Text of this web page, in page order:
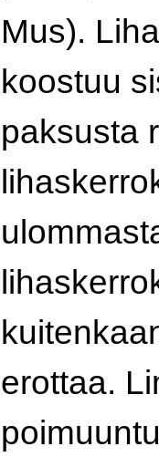
Mus).
koostuu
paksusta
erottaa.